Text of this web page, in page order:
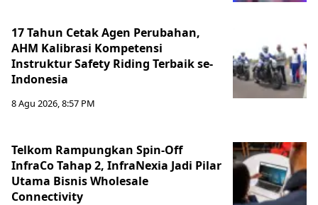
17 Tahun Cetak Agen Perubahan,
AHM Kalibrasi Kompetensi
Instruktur Safety Riding Terbaik se-
Indonesia
8 Agu 2026, 8:57 PM
Telkom Rampungkan Spin-Off
InfraCo Tahap 2, InfraNexia Jadi Pilar
Utama Bisnis Wholesale
Connectivity